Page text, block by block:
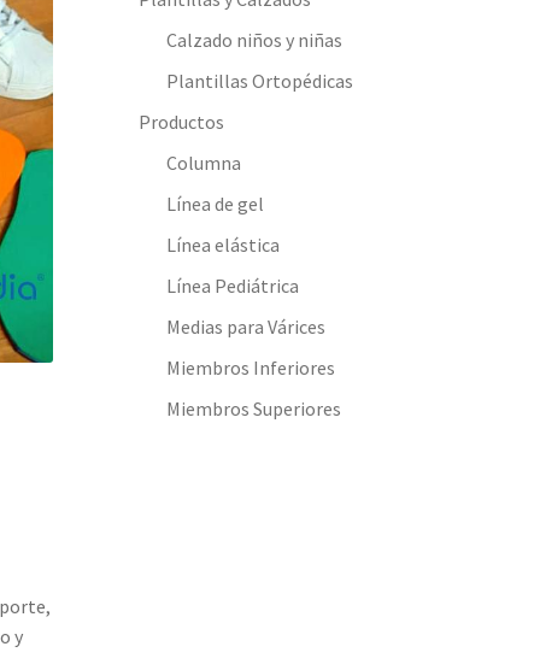
y
Calzado niños y niñas
Plantillas Ortopédicas
Productos
Columna
Línea de gel
Línea elástica
Línea Pediátrica
Medias para Várices
Miembros Inferiores
Miembros Superiores